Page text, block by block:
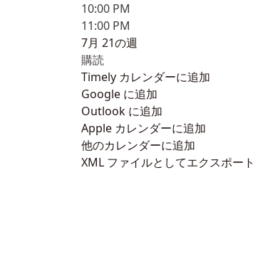
10:00 PM
11:00 PM
7月 21の週
購読
Timely カレンダーに追加
Google に追加
Outlook に追加
Apple カレンダーに追加
他のカレンダーに追加
XML ファイルとしてエクスポート